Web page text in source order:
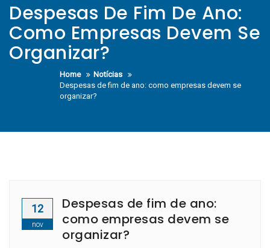
Despesas De Fim De Ano:
Como Empresas Devem Se
Organizar?
Home
Notícias
Despesas de fim de ano: como empresas devem se
organizar?
12
nov
Despesas de fim de ano:
como empresas devem se
organizar?